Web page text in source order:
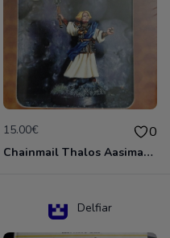
15.00€ 0
Chainmail Thalos Aasimar Cleric
Delfiar